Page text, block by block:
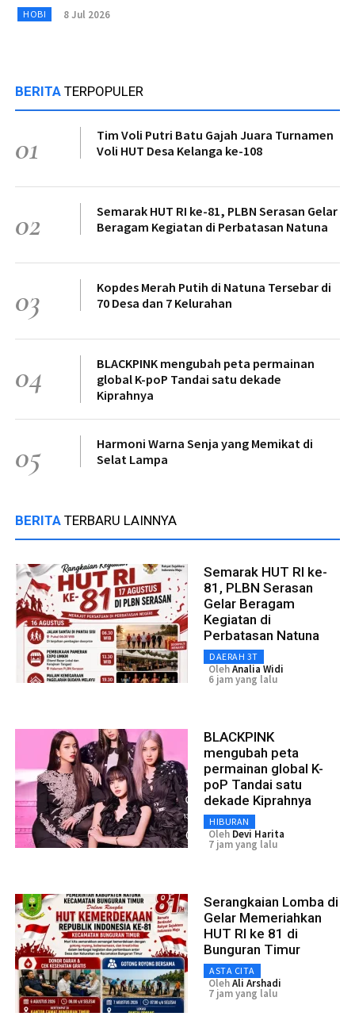
HOBI 8 Jul 2026
BERITA TERPOPULER
01
Tim Voli Putri Batu Gajah Juara Turnamen
Voli HUT Desa Kelanga ke-108
02
Semarak HUT RI ke-81, PLBN Serasan Gelar
Beragam Kegiatan di Perbatasan Natuna
03
Kopdes Merah Putih di Natuna Tersebar di
70 Desa dan 7 Kelurahan
04
BLACKPINK mengubah peta permainan
global K-poP Tandai satu dekade
Kiprahnya
05
Harmoni Warna Senja yang Memikat di
Selat Lampa
BERITA TERBARU LAINNYA
Semarak HUT RI ke-
81, PLBN Serasan
Gelar Beragam
Kegiatan di
Perbatasan Natuna
DAERAH 3T
OlehAnalia Widi
6 jam yang lalu
BLACKPINK
mengubah peta
permainan global K-
poP Tandai satu
dekade Kiprahnya
HIBURAN
Oleh Devi Harita
7 jam yang lalu
Serangkaian Lomba di
Gelar Memeriahkan
HUT RI ke 81 di
Bunguran Timur
ASTA CITA
OlehAli Arshadi
7 jam yang lalu